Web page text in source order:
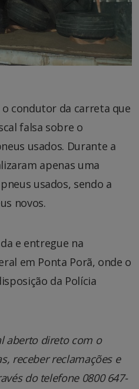
condutor da carreta que
falsa sobre o
usados. Durante a
apenas uma
usados, sendo a
novos.
e entregue na
em Ponta Porã, onde o
da Polícia
aberto direto com o
receber reclamações e
do telefone 0800 647-